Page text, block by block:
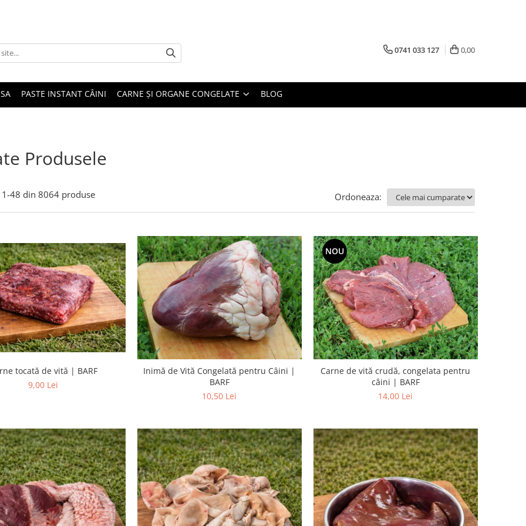
0741 033 127 0,00
PASTE INSTANT CÂINI CARNE ȘI ORGANE CONGELATE BLOG
Produsele
1-48 din 8064 produse Ordoneaza:
tocată de vită | BARF
9,00 Lei
Inimă de Vită Congelată pentru Câini |
BARF
10,50 Lei
NOU
Carne de vită crudă, congelata pentru
câini | BARF
14,00 Lei